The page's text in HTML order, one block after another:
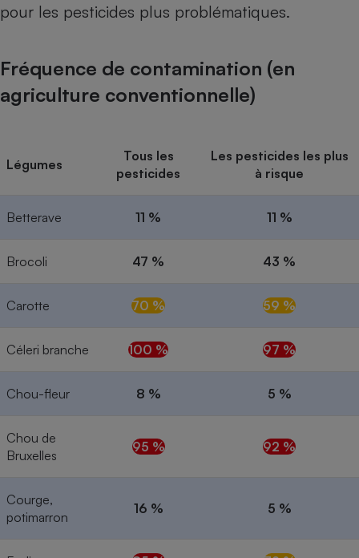
pour les pesticides plus problématiques.
Fréquence de contamination (en
agriculture conventionnelle)
Légumes
Tous les
pesticides
Les pesticides les plus
à risque
Betterave 11 % 11 %
Brocoli 47 % 43 %
Carotte 70 % 59 %
Céleri branche 100 % 97 %
Chou-fleur 8 % 5 %
Chou de
Bruxelles
95 % 92 %
Courge,
potimarron
16 % 5 %
Robot ménager